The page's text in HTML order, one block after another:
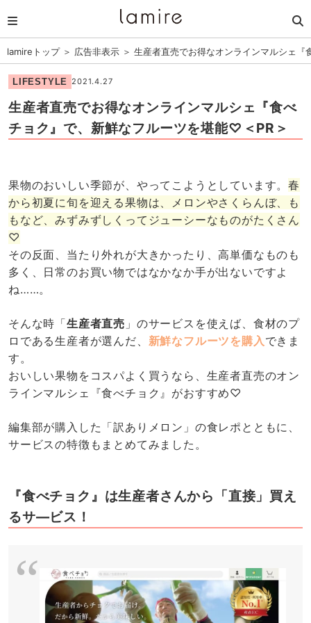
lamireトップ＞ 広告非表示 ＞ 生産者直売でお得なオンラインマルシェ
LIFESTYLE 2021.4.27
生産者直売でお得なオンラインマルシェ『食べ
チョク』で、新鮮なフルーツを堪能♡＜PR＞
果物のおいしい季節が、やってこようとしています。春
から初夏に旬を迎える果物は、メロンやさくらんぼ、も
もなど、みずみずしくってジューシーなものがたくさん
♡
その反面、当たり外れが大きかったり、高単価なものも
多く、日常のお買い物ではなかなか手が出ないですよ
ね……。
そんな時「生産者直売 」のサービスを使えば、食材のプ
ロである生産者が選んだ、 新鮮なフルーツを購入できま
す。
おいしい果物をコスパよく買うなら、生産者直売のオン
ラインマルシェ『食べチョク』がおすすめ♡
編集部が購入した「訳ありメロン」の食レポとともに、
サービスの特徴もまとめてみました。
『食べチョク』は生産者さんから「直接」買え
るサ―ビス！